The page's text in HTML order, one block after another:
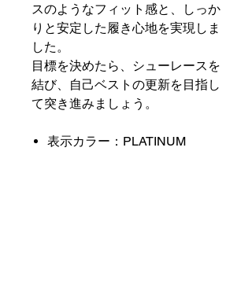
スのようなフィット感と、しっか
りと安定した履き心地を実現しま
した。
目標を決めたら、シューレースを
結び、自己ベストの更新を目指し
て突き進みましょう。
表示カラー：PLATINUM